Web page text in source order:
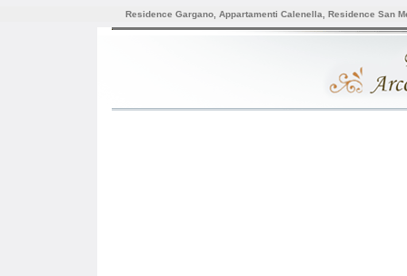
Residence Gargano, Appartamenti Calenella, Residence San